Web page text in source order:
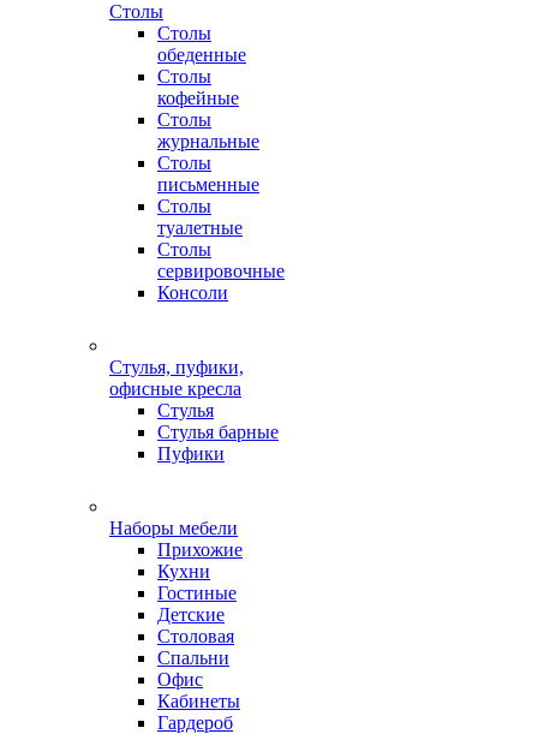
Столы
Столы
обеденные
Столы
кофейные
Столы
журнальные
Столы
письменные
Столы
туалетные
Столы
сервировочные
Консоли
Стулья, пуфики,
офисные кресла
Стулья
Стулья барные
Пуфики
Наборы мебели
Прихожие
Кухни
Гостиные
Детские
Столовая
Спальни
Офис
Кабинеты
Гардероб